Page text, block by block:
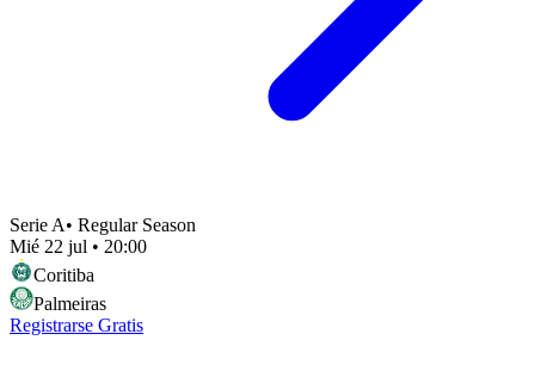
Serie A• Regular Season
Mié 22 jul • 20:00
Coritiba
Palmeiras
Registrarse Gratis